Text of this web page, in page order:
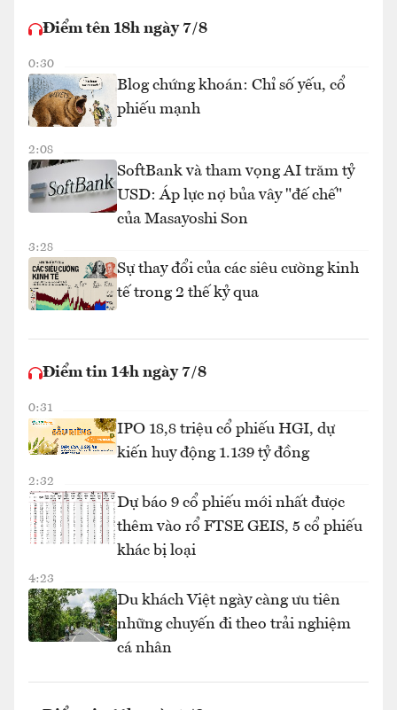
Điểm tên 18h ngày 7/8
0:30
Blog chứng khoán: Chỉ số yếu, cổ
phiếu mạnh
2:08
SoftBank và tham vọng AI trăm tỷ
USD: Áp lực nợ bủa vây "đế chế"
của Masayoshi Son
3:28
Sự thay đổi của các siêu cường kinh
tế trong 2 thế kỷ qua
Điểm tin 14h ngày 7/8
0:31
IPO 18,8 triệu cổ phiếu HGI, dự
kiến huy động 1.139 tỷ đồng
2:32
Dự báo 9 cổ phiếu mới nhất được
thêm vào rổ FTSE GEIS, 5 cổ phiếu
khác bị loại
4:23
Du khách Việt ngày càng ưu tiên
những chuyến đi theo trải nghiệm
cá nhân